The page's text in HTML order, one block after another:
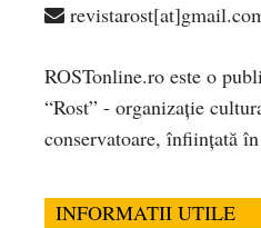
ROSTonline.ro este o
“Rost” - organizaţie
conservatoare, înfiinţată
INFORMATII UTILE